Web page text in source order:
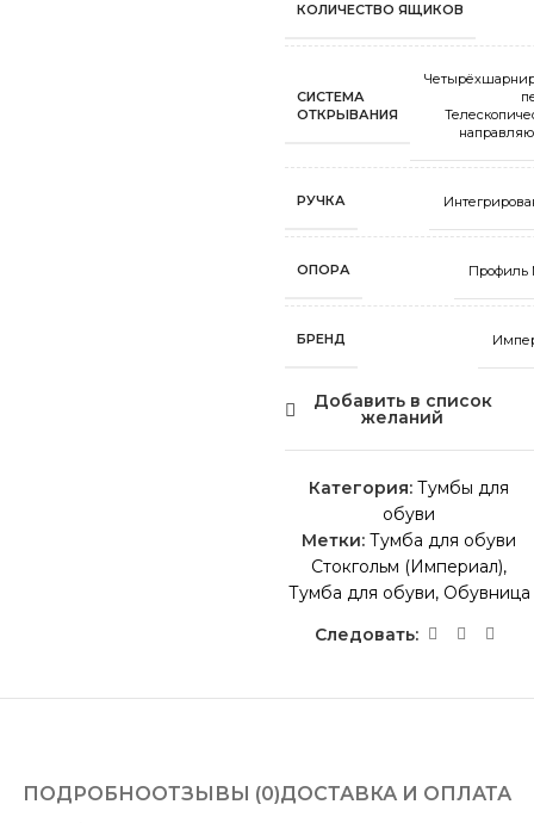
КОЛИЧЕСТВО ЯЩИКОВ
СИСТЕМА
ОТКРЫВАНИЯ
РУЧКА
ОПОРА
БРЕНД
Добавить в список
желаний
Категория: Тумбы для
обуви
Метки: Тумба для обуви
Стокгольм (Империал),
Тумба для обуви, Обувница
Следовать:
ПОДРОБНООТЗЫВЫ (0)ДОСТАВКА И ОПЛАТА